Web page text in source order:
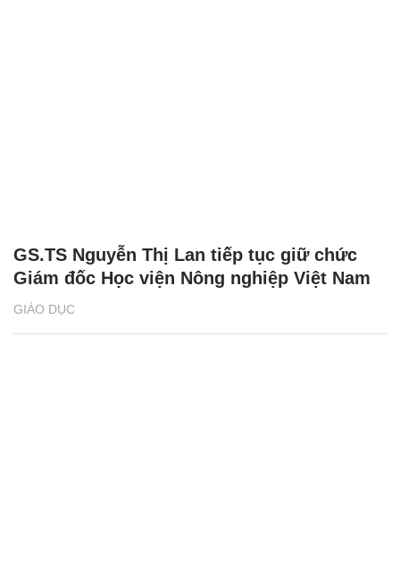
GIÁO DỤC
GS.TS Nguyễn Thị Lan tiếp tục giữ chức
Giám đốc Học viện Nông nghiệp Việt Nam